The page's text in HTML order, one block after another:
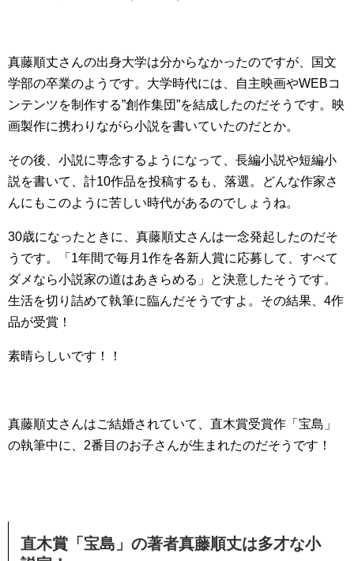
真藤順丈さんの出身大学は分からなかったのですが、国文
学部の卒業のようです。大学時代には、自主映画やWEBコ
ンテンツを制作する”創作集団”を結成したのだそうです。映
画製作に携わりながら小説を書いていたのだとか。
その後、小説に専念するようになって、長編小説や短編小
説を書いて、計10作品を投稿するも、落選。どんな作家さ
んにもこのように苦しい時代があるのでしょうね。
30歳になったときに、真藤順丈さんは一念発起したのだそ
うです。「1年間で毎月1作を各新人賞に応募して、すべて
ダメなら小説家の道はあきらめる」と決意したそうです。
生活を切り詰めて執筆に臨んだそうですよ。その結果、4作
品が受賞！
素晴らしいです！！
真藤順丈さんはご結婚されていて、直木賞受賞作「宝島」
の執筆中に、2番目のお子さんが生まれたのだそうです！
直木賞「宝島」の著者真藤順丈は多才な小